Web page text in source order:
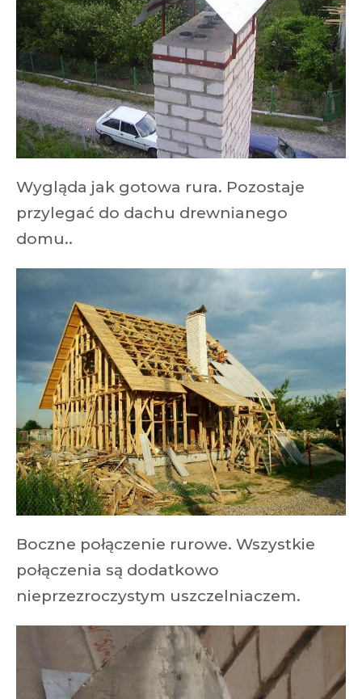
Wygląda jak gotowa rura. Pozostaje
przylegać do dachu drewnianego
domu..
Boczne połączenie rurowe. Wszystkie
połączenia są dodatkowo
nieprzezroczystym uszczelniaczem.